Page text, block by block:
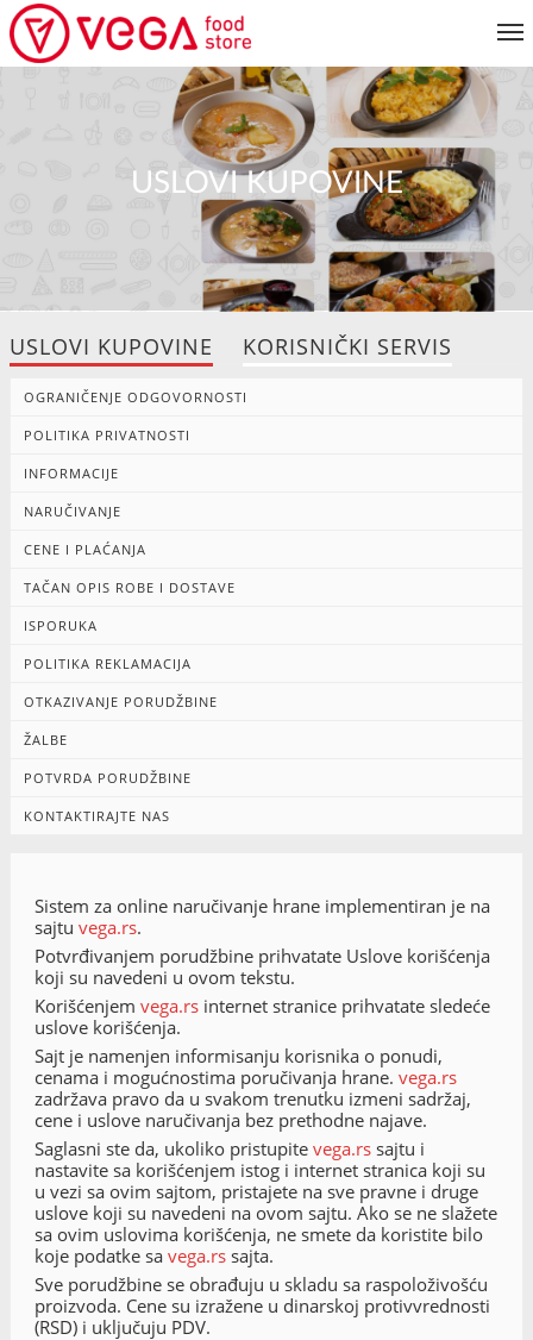
KORISNIČKI SERVIS
MOJ NALOGUSLOVI KUPOVINE
USLOVI KUPOVINE KORISNIČKI SERVIS
OGRANIČENJE ODGOVORNOSTI
POLITIKA PRIVATNOSTI
INFORMACIJE
NARUČIVANJE
CENE I PLAĆANJA
TAČAN OPIS ROBE I DOSTAVE
ISPORUKA
POLITIKA REKLAMACIJA
OTKAZIVANJE PORUDŽBINE
ŽALBE
POTVRDA PORUDŽBINE
KONTAKTIRAJTE NAS
Sistem za online naručivanje hrane implementiran je na
sajtu vega.rs.
Potvrđivanjem porudžbine prihvatate Uslove korišćenja
koji su navedeni u ovom tekstu.
Korišćenjem vega.rs internet stranice prihvatate sledeće
uslove korišćenja.
Sajt je namenjen informisanju korisnika o ponudi,
cenama i mogućnostima poručivanja hrane. vega.rs
zadržava pravo da u svakom trenutku izmeni sadržaj,
cene i uslove naručivanja bez prethodne najave.
Saglasni ste da, ukoliko pristupite vega.rs sajtu i
nastavite sa korišćenjem istog i internet stranica koji su
u vezi sa ovim sajtom, pristajete na sve pravne i druge
uslove koji su navedeni na ovom sajtu. Ako se ne slažete
sa ovim uslovima korišćenja, ne smete da koristite bilo
koje podatke sa vega.rs sajta.
Sve porudžbine se obrađuju u skladu sa raspoloživošću
proizvoda. Cene su izražene u dinarskoj protivvrednosti
(RSD) i uključuju PDV.